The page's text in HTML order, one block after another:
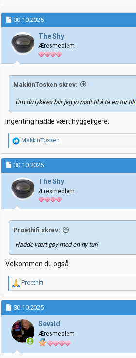
30.10.2025
The Shy
Æresmedlem
MakkinTosken skrev:
Om du lykkes blir jeg jo nødt til å ta en tur til!
Ingenting hadde vært hyggeligere.
R
e
a
k
s
j
o
n
e
r
MakkinTosken
30.10.2025
The Shy
Æresmedlem
Proethifi skrev:
Hadde vært gøy med en ny tur!
Velkommen du også
R
e
a
k
s
j
o
n
e
r
Proethifi
30.10.2025
Sevald
Æresmedlem